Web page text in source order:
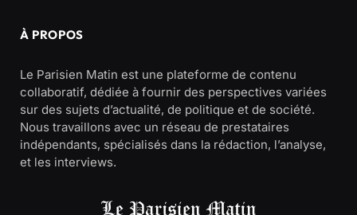
À PROPOS
Le Parisien Matin est une plateforme de contenu
collaboratif, dédiée à fournir des perspectives variées
sur des sujets d’actualité, de politique et de société.
Nous travaillons avec un réseau de prestataires
indépendants, spécialisés dans la rédaction, l’analyse,
et les interviews.